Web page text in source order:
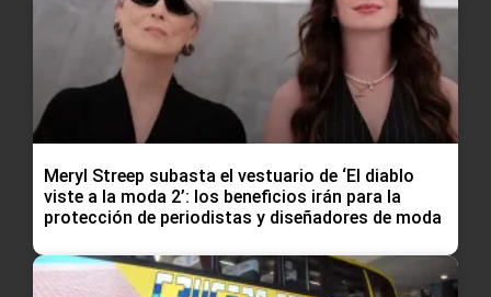
Meryl Streep subasta el vestuario de ‘El diablo
viste a la moda 2’: los beneficios irán para la
protección de periodistas y diseñadores de moda